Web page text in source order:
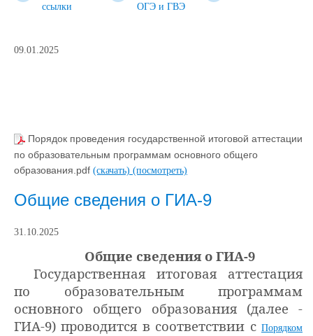
ссылки
ОГЭ и ГВЭ
09.01.2025
Порядок проведения государственной итоговой аттестации
по образовательным программам основного общего
образования.pdf (скачать) (посмотреть)
Общие сведения о ГИА-9
31.10.2025
Общие сведения о ГИА-9
Государственная итоговая аттестация
по образовательным программам
основного общего образования (далее -
ГИА-9) проводится в соответствии с Порядком